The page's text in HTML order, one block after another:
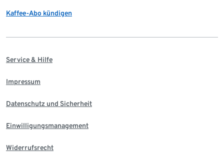
Kaffee-Abo kündigen
Service & Hilfe
Impressum
Datenschutz und Sicherheit
Einwilligungsmanagement
Widerrufsrecht